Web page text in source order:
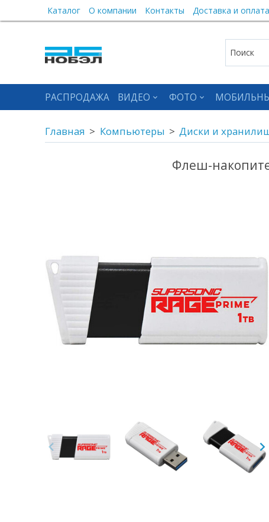
Каталог О компании Контакты Доставка и оплата
РАСПРОДАЖА ВИДЕО ФОТО
Главная Компьютеры Диски и
Флеш-